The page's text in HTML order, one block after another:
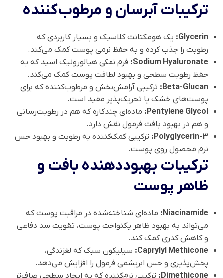
ترکیبات آبرسان و مرطوب‌کننده
Glycerin: یک هومکتانت کلاسیک و بسیار کاربردی که
رطوبت را جذب کرده و به حفظ نرمی پوست کمک می‌کند.
Sodium Hyaluronate: فرم نمکی هیالورونیک اسید که به
حفظ رطوبت سطحی و بهبود لطافت پوست کمک می‌کند.
Beta-Glucan: ترکیبی آرامش‌بخش و مرطوب‌کننده که برای
پوست‌های خشک یا تحریک‌پذیر مفید است.
Pentylene Glycol: ماده‌ای چندکاره که هم در رطوبت‌رسانی
و هم در بهبود بافت فرمول نقش دارد.
Polyglycerin-3: ترکیبی کمک‌کننده به رطوبت و بهبود حس
نرم محصول روی پوست.
ترکیبات بهبوددهنده بافت و
ظاهر پوست
Niacinamide: ماده‌ای شناخته‌شده در مراقبت پوست که
می‌تواند به بهبود ظاهر یکنواخت پوست، تقویت سد دفاعی
و کاهش کدری کمک کند.
Caprylyl Methicone: سیلیکون سبک که لغزندگی،
پخش‌پذیری و حس ابریشمی فرمول را افزایش می‌دهد.
Dimethicone: ترکیبی نرم‌کننده که به ایجاد سطحی صاف‌تر